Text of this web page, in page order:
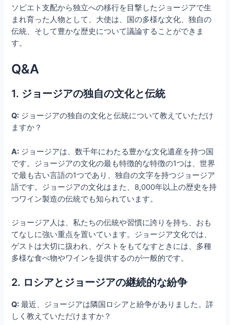
ソビエト支配から独立への移行を目撃したジョージアで生
まれ育った人物として、大使は、国の多様な文化、独自の
伝統、そして豊かな歴史について議論することができま
す。
Q&A
1. ジョージアの独自の文化と伝統
Q: ジョージアの独自の文化と伝統について教えていただけ
ますか？
A: ジョージアは、数千年にわたる豊かな文化遺産を持つ国
です。ジョージアの文化の最も特徴的な特徴の1つは、世界
で最も古い言語の1つであり、独自の文字を持つジョージア
語です。ジョージアの文化はまた、8,000年以上の歴史を持
つワイン製造の伝統でも知られています。
ジョージア人は、私たちの伝統や習慣に誇りを持ち、おも
てなしに強い重点を置いています。ジョージア文化では、
ゲストは大切に扱われ、ゲストをもてなすときには、多種
多様な食べ物やワインを提供するのが一般的です。
2. ロシアとジョージアの継続的な紛争
Q: 最近、ジョージアは隣国ロシアと紛争がありました。詳
しく教えていただけますか？